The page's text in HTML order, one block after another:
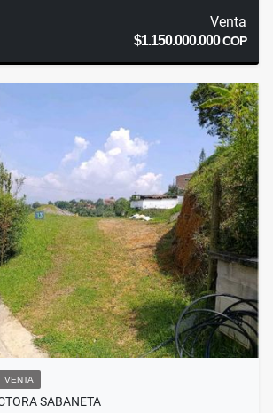
Venta
$1.150.000.000COP
VENTA
SABANETA